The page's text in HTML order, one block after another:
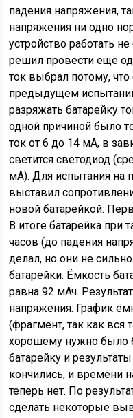
падения напряжения,
напряжения ни одно
устройство работать
решил провести ещё
ток выбрал потому,
предыдущем
разряжать батарейку
одной причиной было
ток от 6 до 14 мА, в
светится светодиод
мА). Для испытания на
выставил
новой батарейкой:
В итоге батарейка при
часов (до падения
делал, но они не
батарейки. Ёмкость
равна 92 мАч.
напряжения: График
(фрагмент, так как вся
хорошему нужно было
батарейку и
кончились, и времени
теперь нет. По
сделать некоторые